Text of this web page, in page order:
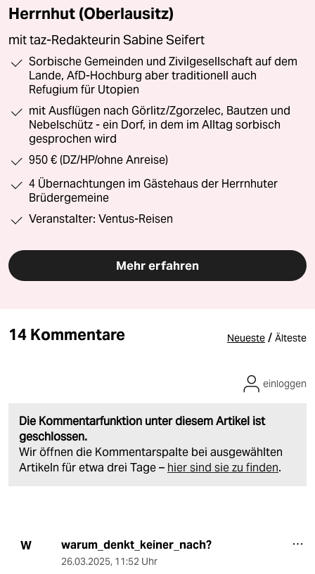
Herrnhut (Oberlausitz)
mit taz-Redakteurin Sabine Seifert
Sorbische Gemeinden und Zivilgesellschaft auf dem
Lande, AfD-Hochburg aber traditionell auch
Refugium für Utopien
mit Ausflügen nach Görlitz/Zgorzelec, Bautzen und
Nebelschütz - ein Dorf, in dem im Alltag sorbisch
gesprochen wird
950 € (DZ/HP/ohne Anreise)
4 Übernachtungen im Gästehaus der Herrnhuter
Brüdergemeine
Veranstalter: Ventus-Reisen
Mehr erfahren
14 Kommentare Neueste / Älteste
Die Kommentarfunktion unter diesem Artikel ist
geschlossen.
Wir öffnen die Kommentarspalte bei ausgewählten
Artikeln für etwa drei Tage – hier sind sie zu finden.
einloggen
W warum_denkt_keiner_nach?
26.03.2025, 11:52 Uhr